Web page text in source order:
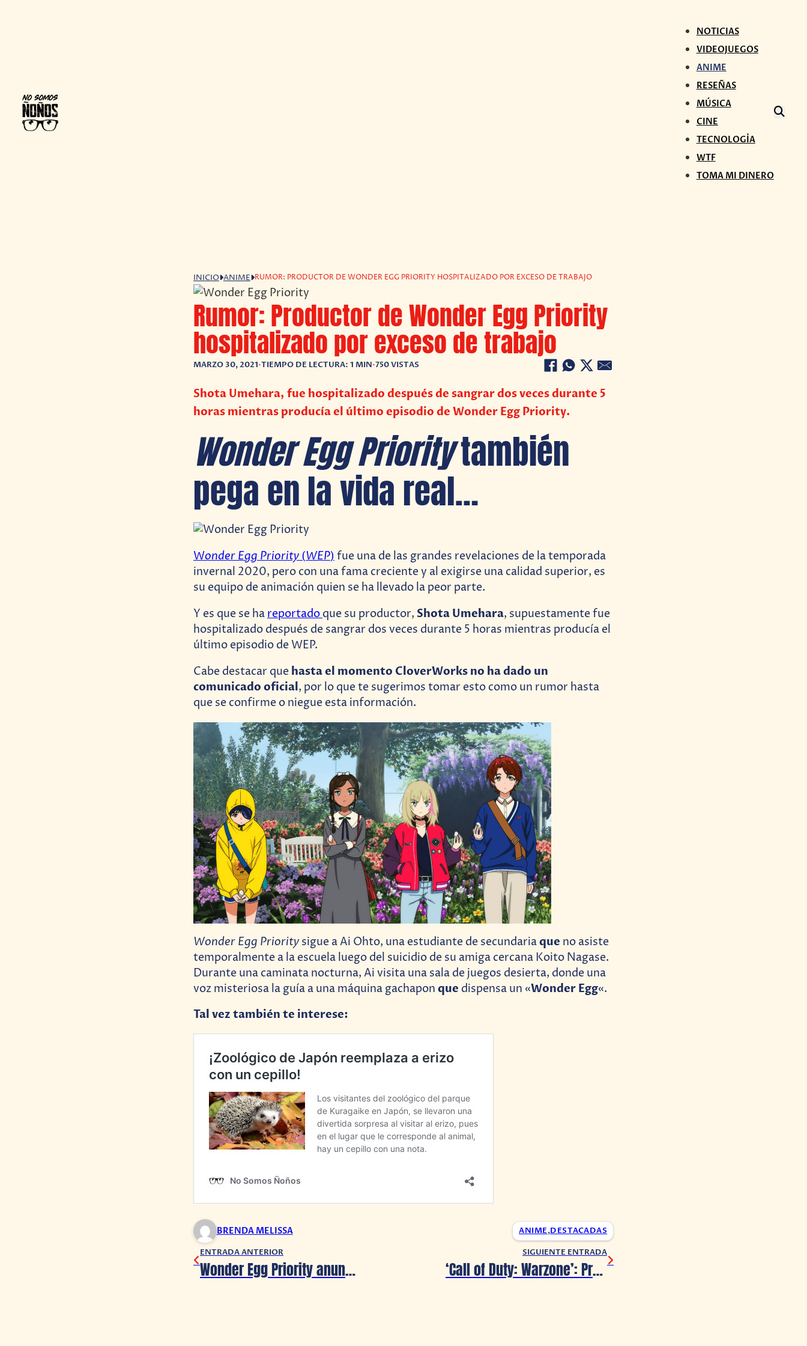
NOTICIAS
VIDEOJUEGOS
ANIME
RESEÑAS
MÚSICA
CINE
TECNOLOGÍA
WTF
TOMA MI DINERO
INICIO ANIME RUMOR: PRODUCTOR DE WONDER EGG PRIORITY HOSPITALIZADO POR EXCESO DE TRABAJO
Rumor: Productor de Wonder Egg Priority
hospitalizado por exceso de trabajo
MARZO 30, 2021•TIEMPO DE LECTURA: 1 MIN•750 VISTAS
Shota Umehara, fue hospitalizado después de sangrar dos veces durante 5
horas mientras producía el último episodio de Wonder Egg Priority.
Wonder Egg Prioritytambién
pega en la vida real…
Wonder Egg Priority (WEP) fue una de las grandes revelaciones de la temporada
invernal 2020, pero con una fama creciente y al exigirse una calidad superior, es
su equipo de animación quien se ha llevado la peor parte.
Y es que se ha reportado que su productor, Shota Umehara, supuestamente fue
hospitalizado después de sangrar dos veces durante 5 horas mientras producía el
último episodio de WEP.
Cabe destacar que hasta el momento CloverWorks no ha dado un
comunicado oficial, por lo que te sugerimos tomar esto como un rumor hasta
que se confirme o niegue esta información.
Wonder Egg Priority sigue a Ai Ohto, una estudiante de secundariaque no asiste
temporalmente a la escuela luego del suicidio de su amiga cercana Koito Nagase.
Durante una caminata nocturna, Ai visita una sala de juegos desierta, donde una
voz misteriosa la guía a una máquina gachapon que dispensa un «Wonder Egg«.
Tal vez también te interese:
BRENDA MELISSA ANIME,DESTACADAS
ENTRADA ANTERIOR
Wonder Egg Priority anuncia capitulo especial para Junio 2021
SIGUIENTE ENTRADA
‘Call of Duty: Warzone’: Profesor y alumno apuestan calificación en reta